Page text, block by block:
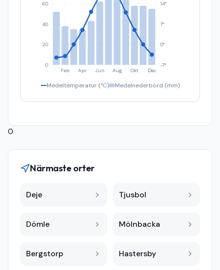
Feb Apr Jun Aug Okt Dec
0
20
40
60
-7°
0°
7°
14°
Medeltemperatur (°C) Medelnederbörd (mm)
0
Närmaste orter
Deje Tjusbol
Dömle Mölnbacka
Bergstorp Hastersby